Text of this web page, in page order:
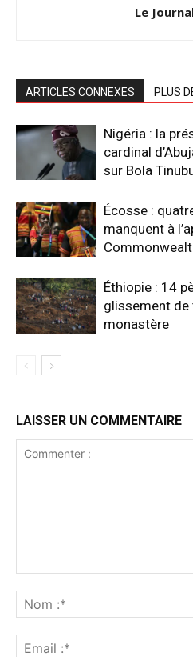
Le
ARTICLES CONNEXES PLUS
Nigéria : la
cardinal
sur Bola
Écosse :
manquent à
Éthiopie : 14
glissement de
monastère
LAISSER UN COMMENTAIRE